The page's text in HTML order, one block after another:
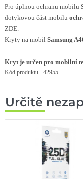
Pro úplnou ochranu mobilu
dotykovou část mobilu
ZDE.
Kryty na mobil Samsung
Kryt je určen pro mobilní
Kód produktu 42955
Určitě